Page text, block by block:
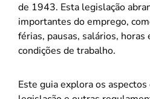
de 1943. Esta legislação
importantes do emprego,
férias, pausas, salários, horas
condições de trabalho.
Este guia explora os